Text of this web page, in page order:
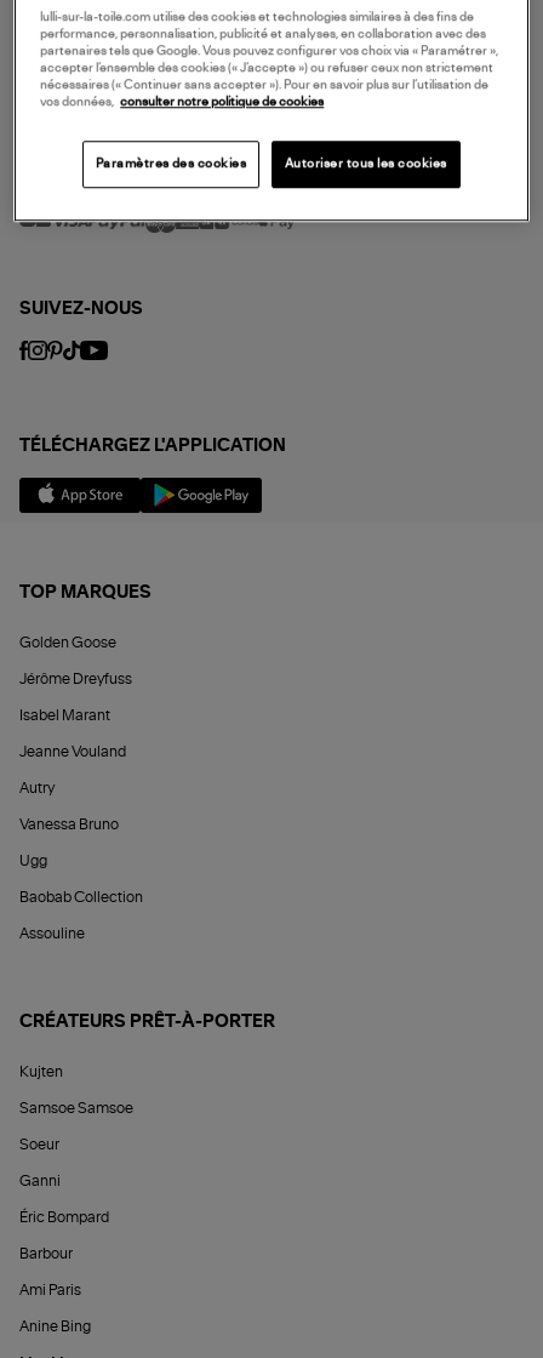
NOS SERVICES
SERVICE CLIENT
MODE DE PAIEMENT
SUIVEZ-NOUS
TÉLÉCHARGEZ L'APPLICATION
TOP MARQUES
Golden Goose
Jérôme Dreyfuss
Isabel Marant
Jeanne Vouland
Autry
Vanessa Bruno
Ugg
Baobab Collection
Assouline
CRÉATEURS PRÊT-À-PORTER
Kujten
Samsoe Samsoe
Soeur
Ganni
Éric Bompard
Barbour
Ami Paris
Anine Bing
lulli-sur-la-toile.com utilise des cookies et technologies similaires à des fins de
performance, personnalisation, publicité et analyses, en collaboration avec des
partenaires tels que Google. Vous pouvez configurer vos choix via « Paramétrer »,
accepter l’ensemble des cookies (« J’accepte ») ou refuser ceux non strictement
nécessaires (« Continuer sans accepter »). Pour en savoir plus sur l’utilisation de
vos données,
consulter notre politique de cookies
Paramètres des cookies Autoriser tous les cookies